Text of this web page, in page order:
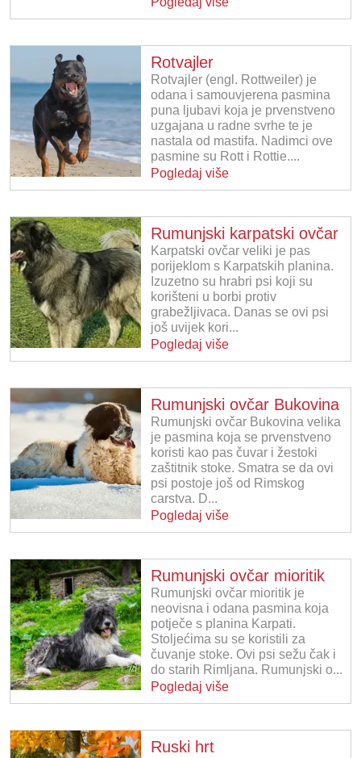
Rotvajler
Rotvajler (engl. Rottweiler) je
odana i samouvjerena pasmina
puna ljubavi koja je prvenstveno
uzgajana u radne svrhe te je
nastala od mastifa. Nadimci ove
pasmine su Rott i Rottie....
Pogledaj više
Rumunjski karpatski ovčar
Karpatski ovčar veliki je pas
porijeklom s Karpatskih planina.
Izuzetno su hrabri psi koji su
korišteni u borbi protiv
grabežljivaca. Danas se ovi psi
još uvijek kori...
Pogledaj više
Rumunjski ovčar Bukovina
Rumunjski ovčar Bukovina velika
je pasmina koja se prvenstveno
koristi kao pas čuvar i žestoki
zaštitnik stoke. Smatra se da ovi
psi postoje još od Rimskog
carstva. D...
Pogledaj više
Rumunjski ovčar mioritik
Rumunjski ovčar mioritik je
neovisna i odana pasmina koja
potječe s planina Karpati.
Stoljećima su se koristili za
čuvanje stoke. Ovi psi sežu čak i
do starih Rimljana. Rumunjski o...
Pogledaj više
Ruski hrt